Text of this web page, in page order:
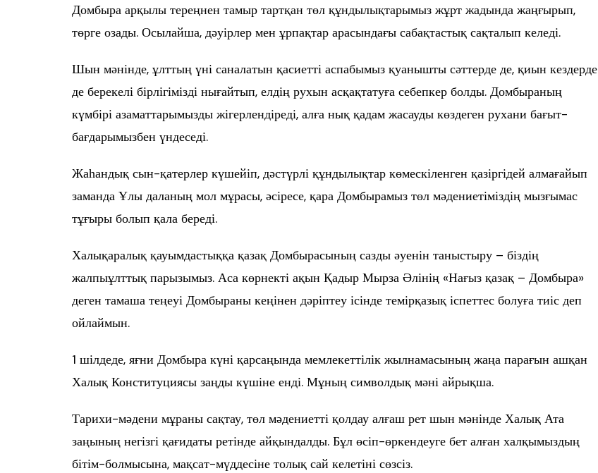
Домбыра арқылы тереңнен тамыр тартқан төл құндылықтарымыз жұрт жадында жаңғырып,
төрге озады. Осылайша, дәуірлер мен ұрпақтар арасындағы сабақтастық сақталып келеді.
Шын мәнінде, ұлттың үні саналатын қасиетті аспабымыз қуанышты сәттерде де, қиын кездерде
де берекелі бірлігімізді нығайтып, елдің рухын асқақтатуға себепкер болды. Домбыраның
күмбірі азаматтарымызды жігерлендіреді, алға нық қадам жасауды көздеген рухани бағыт-
бағдарымызбен үндеседі.
Жаһандық сын-қатерлер күшейіп, дәстүрлі құндылықтар көмескіленген қазіргідей алмағайып
заманда Ұлы даланың мол мұрасы, әсіресе, қара Домбырамыз төл мәдениетіміздің мызғымас
тұғыры болып қала береді.
Халықаралық қауымдастыққа қазақ Домбырасының сазды әуенін таныстыру – біздің
жалпыұлттық парызымыз. Аса көрнекті ақын Қадыр Мырза Әлінің «Нағыз қазақ – Домбыра»
деген тамаша теңеуі Домбыраны кеңінен дәріптеу ісінде темірқазық іспеттес болуға тиіс деп
ойлаймын.
1 шілдеде, яғни Домбыра күні қарсаңында мемлекеттілік жылнамасының жаңа парағын ашқан
Халық Конституциясы заңды күшіне енді. Мұның символдық мәні айрықша.
Тарихи-мәдени мұраны сақтау, төл мәдениетті қолдау алғаш рет шын мәнінде Халық Ата
заңының негізгі қағидаты ретінде айқындалды. Бұл өсіп-өркендеуге бет алған халқымыздың
бітім-болмысына, мақсат-мүддесіне толық сай келетіні сөзсіз.